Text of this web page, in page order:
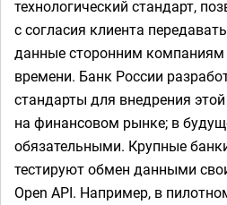
технологический стандарт,
с согласия клиента
данные сторонним
времени. Банк России
стандарты для внедрения этой
на финансовом рынке; в
обязательными. Крупные
тестируют обмен данными
Open API. Например, в